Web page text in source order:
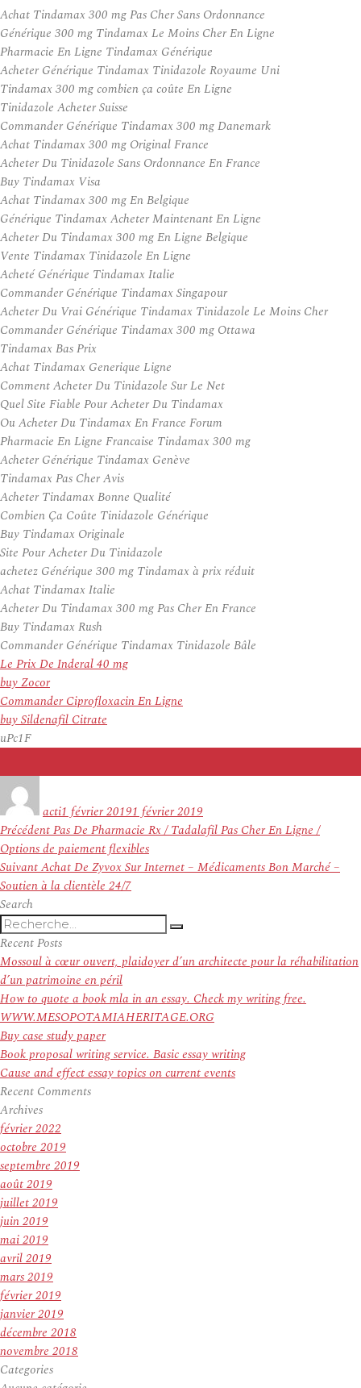
Achat Tindamax 300 mg Pas Cher Sans Ordonnance
Générique 300 mg Tindamax Le Moins Cher En Ligne
Pharmacie En Ligne Tindamax Générique
Acheter Générique Tindamax Tinidazole Royaume Uni
Tindamax 300 mg combien ça coûte En Ligne
Tinidazole Acheter Suisse
Commander Générique Tindamax 300 mg Danemark
Achat Tindamax 300 mg Original France
Acheter Du Tinidazole Sans Ordonnance En France
Buy Tindamax Visa
Achat Tindamax 300 mg En Belgique
Générique Tindamax Acheter Maintenant En Ligne
Acheter Du Tindamax 300 mg En Ligne Belgique
Vente Tindamax Tinidazole En Ligne
Acheté Générique Tindamax Italie
Commander Générique Tindamax Singapour
Acheter Du Vrai Générique Tindamax Tinidazole Le Moins Cher
Commander Générique Tindamax 300 mg Ottawa
Tindamax Bas Prix
Achat Tindamax Generique Ligne
Comment Acheter Du Tinidazole Sur Le Net
Quel Site Fiable Pour Acheter Du Tindamax
Ou Acheter Du Tindamax En France Forum
Pharmacie En Ligne Francaise Tindamax 300 mg
Acheter Générique Tindamax Genève
Tindamax Pas Cher Avis
Acheter Tindamax Bonne Qualité
Combien Ça Coûte Tinidazole Générique
Buy Tindamax Originale
Site Pour Acheter Du Tinidazole
achetez Générique 300 mg Tindamax à prix réduit
Achat Tindamax Italie
Acheter Du Tindamax 300 mg Pas Cher En France
Buy Tindamax Rush
Commander Générique Tindamax Tinidazole Bâle
Le Prix De Inderal 40 mg
buy Zocor
Commander Ciprofloxacin En Ligne
buy Sildenafil Citrate
uPc1F
actile
1 février 20191 février 2019
Navigation
de
l’article
PrécédentArticle
précédent :
Pas De Pharmacie Rx / Tadalafil Pas Cher En Ligne /
Options de paiement flexibles
SuivantArticle
suivant :
Achat De Zyvox Sur Internet – Médicaments Bon Marché –
Soutien à la clientèle 24/7
Search
Recherche
pour
:
Recherche
Recent Posts
Mossoul à cœur ouvert, plaidoyer d’un architecte pour la réhabilitation
d’un patrimoine en péril
How to quote a book mla in an essay. Check my writing free.
WWW.MESOPOTAMIAHERITAGE.ORG
Buy case study paper
Book proposal writing service. Basic essay writing
Cause and effect essay topics on current events
Recent Comments
Archives
février 2022
octobre 2019
septembre 2019
août 2019
juillet 2019
juin 2019
mai 2019
avril 2019
mars 2019
février 2019
janvier 2019
décembre 2018
novembre 2018
Categories